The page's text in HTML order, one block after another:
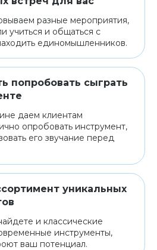
разные мероприятия,
учиться и общаться с
единомышленников.
попробовать сыграть
даем клиентам
опробовать инструмент,
его звучание перед
уникальных
и классические
инструменты,
ваш потенциал.